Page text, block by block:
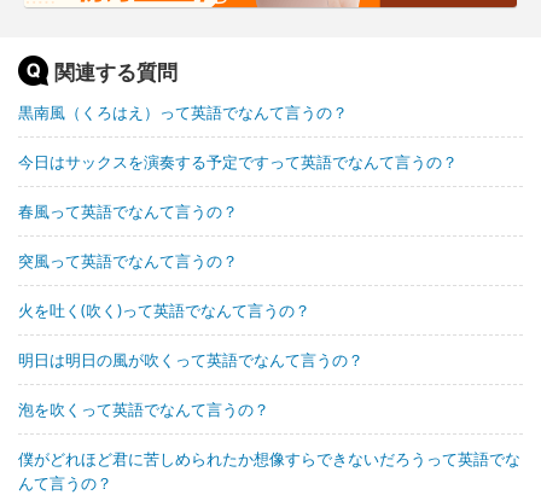
関連する質問
黒南風（くろはえ）って英語でなんて言うの？
今日はサックスを演奏する予定ですって英語でなんて言うの？
春風って英語でなんて言うの？
突風って英語でなんて言うの？
火を吐く(吹く)って英語でなんて言うの？
明日は明日の風が吹くって英語でなんて言うの？
泡を吹くって英語でなんて言うの？
僕がどれほど君に苦しめられたか想像すらできないだろうって英語でな
んて言うの？